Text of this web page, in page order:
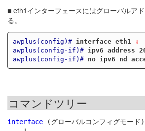
■ eth1インターフェースにはグローバルア
る。
awplus(config)# interface eth1
↓
awplus(config-if)#
ipv6 address
awplus(config-if)#
no ipv6 nd
コマンドツリー
interface (グローバルコンフィグモード)